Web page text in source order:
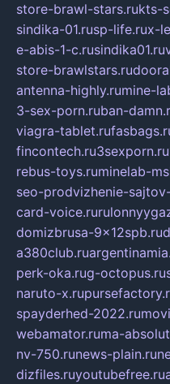
store-brawl-stars.rukts-
sindika-01.rusp-life.rux-
e-abis-1-c.rusindika01.ru
store-brawlstars.ru
antenna-highly.rumine-
3-sex-porn.ruban-
viagra-tablet.ru
fincontech.ru3sexporn.ru
rebus-toys.ruminelab-
seo-prodvizhenie-
card-voice.ru
domizbrusa-9x12spb.ru
a380club.ru
perk-oka.rug-octopus.ru
naruto-x.ru
spayderhed-2022.ru
webamator.ruma-
nv-750.runews-plain.ru
dizfiles.ruyoutubefree.ru